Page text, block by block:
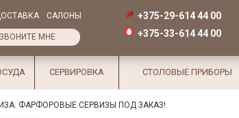
САЛОНЫ
МНЕ
+375-29-614 44 00
+375-33-614 44 00
СЕРВИРОВКА СТОЛОВЫЕ ПРИБОРЫ
ФАРФОРОВЫЕ СЕРВИЗЫ ПОД ЗАКАЗ!